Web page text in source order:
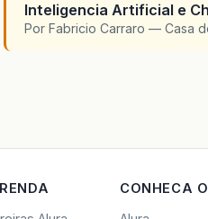
Inteligencia Artificial e
Por Fabricio Carraro — Casa
CONHECA